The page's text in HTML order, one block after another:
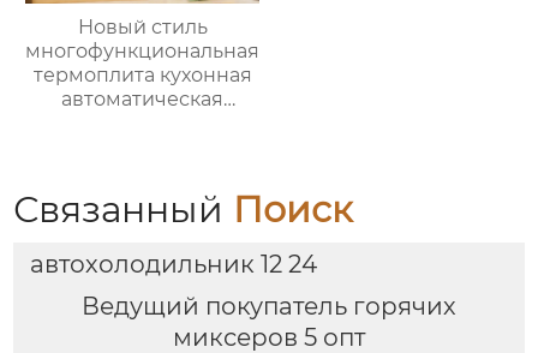
Новый стиль
многофункциональная
термоплита кухонная
автоматическая
новый термомиксер t6
Связанный Поиск
автохолодильник 12 24
Ведущий покупатель горячих
миксеров 5 опт